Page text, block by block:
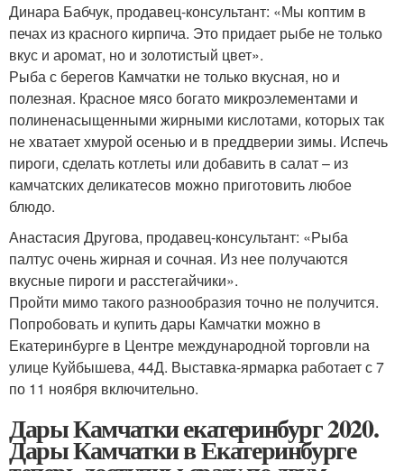
Динара Бабчук, продавец-консультант: «Мы коптим в
печах из красного кирпича. Это придает рыбе не только
вкус и аромат, но и золотистый цвет».
Рыба с берегов Камчатки не только вкусная, но и
полезная. Красное мясо богато микроэлементами и
полиненасыщенными жирными кислотами, которых так
не хватает хмурой осенью и в преддверии зимы. Испечь
пироги, сделать котлеты или добавить в салат – из
камчатских деликатесов можно приготовить любое
блюдо.
Анастасия Другова, продавец-консультант: «Рыба
палтус очень жирная и сочная. Из нее получаются
вкусные пироги и расстегайчики».
Пройти мимо такого разнообразия точно не получится.
Попробовать и купить дары Камчатки можно в
Екатеринбурге в Центре международной торговли на
улице Куйбышева, 44Д. Выставка-ярмарка работает с 7
по 11 ноября включительно.
Дары Камчатки екатеринбург 2020.
Дары Камчатки в Екатеринбурге